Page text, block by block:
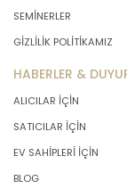
SEMİNERLER
GİZLİLİK POLİTİKAMIZ
HABERLER &
ALICILAR İÇİN
SATICILAR İÇİN
EV SAHİPLERİ İÇİN
BLOG